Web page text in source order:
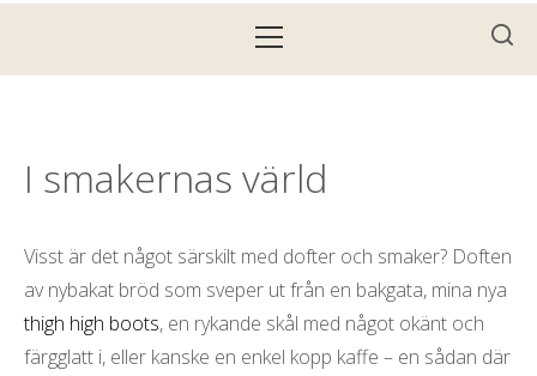
l
r
r
e
I smakernas värld
Visst är det något särskilt med dofter och smaker? Doften
av nybakat bröd som sveper ut från en bakgata, mina nya
thigh high boots, en rykande skål med något okänt och
färgglatt i, eller kanske en enkel kopp kaffe – en sådan där